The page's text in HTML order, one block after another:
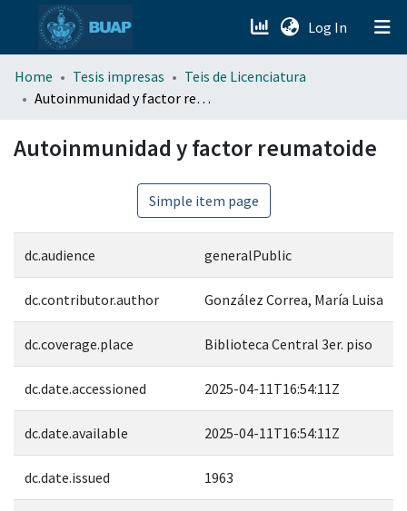
Log In (current)
menu.section.about_menu
Home Tesis impresas
Teis de Licenciatura
Autoinmunidad y factor reumatoide
Autoinmunidad y factor reumatoide
Simple item page
dc.audience generalPublic
dc.contributor.author González Correa, María Luisa
dc.coverage.place Biblioteca Central 3er. piso
dc.date.accessioned 2025-04-11T16:54:11Z
dc.date.available 2025-04-11T16:54:11Z
dc.date.issued 1963